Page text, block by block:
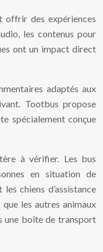
offrir des expériences
les contenus pour
ont un impact direct
adaptés aux
Tootbus propose
spécialement conçue
à vérifier. Les bus
en situation de
chiens d’assistance
les autres animaux
une boîte de transport